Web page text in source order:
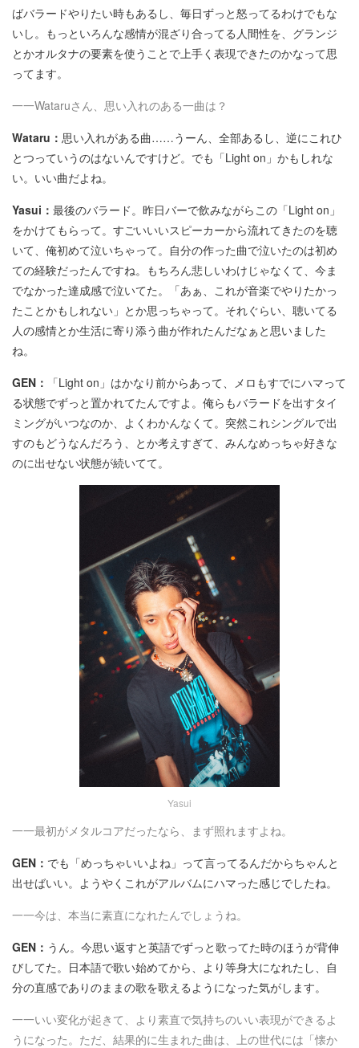
ばバラードやりたい時もあるし、毎日ずっと怒ってるわけでもな
いし。もっといろんな感情が混ざり合ってる人間性を、グランジ
とかオルタナの要素を使うことで上手く表現できたのかなって思
ってます。
一一Wataruさん、思い入れのある一曲は？
Wataru： 思い入れがある曲……うーん、全部あるし、逆にこれひ
とつっていうのはないんですけど。でも「Light on」かもしれな
い。いい曲だよね。
Yasui： 最後のバラード。昨日バーで飲みながらこの「Light on」
をかけてもらって。すごいいいスピーカーから流れてきたのを聴
いて、俺初めて泣いちゃって。自分の作った曲で泣いたのは初め
ての経験だったんですね。もちろん悲しいわけじゃなくて、今ま
でなかった達成感で泣いてた。「あぁ、これが音楽でやりたかっ
たことかもしれない」とか思っちゃって。それぐらい、聴いてる
人の感情とか生活に寄り添う曲が作れたんだなぁと思いました
ね。
GEN：
「Light on」はかなり前からあって、メロもすでにハマって
る状態でずっと置かれてたんですよ。俺らもバラードを出すタイ
ミングがいつなのか、よくわかんなくて。突然これシングルで出
すのもどうなんだろう、とか考えすぎて、みんなめっちゃ好きな
のに出せない状態が続いてて。
Yasui
一一最初がメタルコアだったなら、まず照れますよね。
GEN： でも「めっちゃいいよね」って言ってるんだからちゃんと
出せばいい。ようやくこれがアルバムにハマった感じでしたね。
一一今は、本当に素直になれたんでしょうね。
GEN： うん。今思い返すと英語でずっと歌ってた時のほうが背伸
びしてた。日本語で歌い始めてから、より等身大になれたし、自
分の直感でありのままの歌を歌えるようになった気がします。
一一いい変化が起きて、より素直で気持ちのいい表現ができるよ
うになった。ただ、結果的に生まれた曲は、上の世代には「懐か